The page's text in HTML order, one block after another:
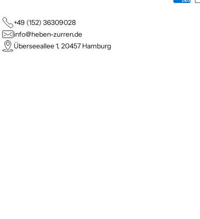
+49 (152) 36309028
info@heben-zurren.de
Überseeallee 1, 20457 Hamburg